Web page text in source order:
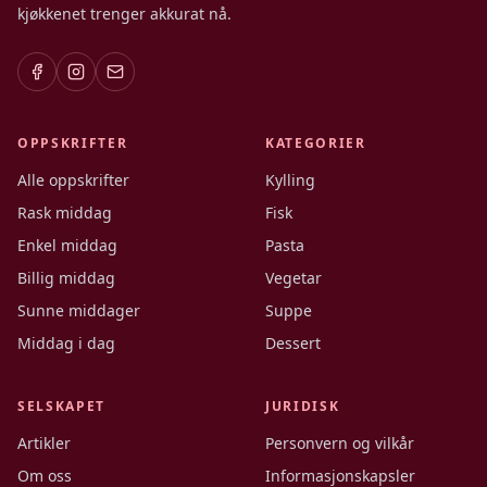
kjøkkenet trenger akkurat nå.
OPPSKRIFTER
Alle oppskrifter
Rask middag
Enkel middag
Billig middag
Sunne middager
Middag i dag
KATEGORIER
Kylling
Fisk
Pasta
Vegetar
Suppe
Dessert
SELSKAPET
Artikler
Om oss
JURIDISK
Personvern og vilkår
Informasjonskapsler